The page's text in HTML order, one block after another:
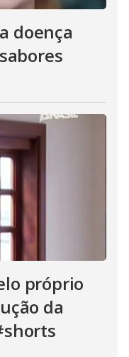
doença
próprio
da